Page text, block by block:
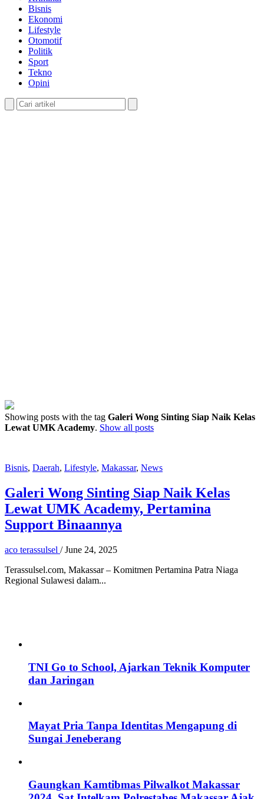
Bisnis
Ekonomi
Lifestyle
Otomotif
Politik
Sport
Tekno
Opini
Showing posts with the tag Galeri Wong Sinting Siap Naik Kelas
Lewat UMK Academy. Show all posts
Bisnis, Daerah, Lifestyle, Makassar, News
Galeri Wong Sinting Siap Naik Kelas
Lewat UMK Academy, Pertamina
Support Binaannya
aco terassulsel / June 24, 2025
Terassulsel.com, Makassar – Komitmen Pertamina Patra Niaga
Regional Sulawesi dalam...
TNI Go to School, Ajarkan Teknik Komputer
dan Jaringan
Mayat Pria Tanpa Identitas Mengapung di
Sungai Jeneberang
Gaungkan Kamtibmas Pilwalkot Makassar